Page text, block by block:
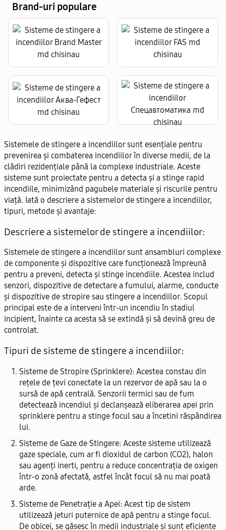
Brand-uri populare
Sistemele de stingere a incendiilor sunt esențiale pentru
prevenirea și combaterea incendiilor în diverse medii, de la
clădiri rezidențiale până la complexe industriale. Aceste
sisteme sunt proiectate pentru a detecta și a stinge rapid
incendiile, minimizând pagubele materiale și riscurile pentru
viață. Iată o descriere a sistemelor de stingere a incendiilor,
tipuri, metode și avantaje:
Descriere a sistemelor de stingere a incendiilor:
Sistemele de stingere a incendiilor sunt ansambluri complexe
de componente și dispozitive care funcționează împreună
pentru a preveni, detecta și stinge incendiile. Acestea includ
senzori, dispozitive de detectare a fumului, alarme, conducte
și dispozitive de stropire sau stingere a incendiilor. Scopul
principal este de a interveni într-un incendiu în stadiul
incipient, înainte ca acesta să se extindă și să devină greu de
controlat.
Tipuri de sisteme de stingere a incendiilor:
Sisteme de Stropire (Sprinklere): Acestea constau din
rețele de țevi conectate la un rezervor de apă sau la o
sursă de apă centrală. Senzorii termici sau de fum
detectează incendiul și declanșează eliberarea apei prin
sprinklere pentru a stinge focul sau a încetini răspândirea
lui.
Sisteme de Gaze de Stingere: Aceste sisteme utilizează
gaze speciale, cum ar fi dioxidul de carbon (CO2), halon
sau agenți inerti, pentru a reduce concentrația de oxigen
într-o zonă afectată, astfel încât focul să nu mai poată
arde.
Sisteme de Penetrație a Apei: Acest tip de sistem
utilizează jeturi puternice de apă pentru a stinge focul.
De obicei, se găsesc în medii industriale și sunt eficiente